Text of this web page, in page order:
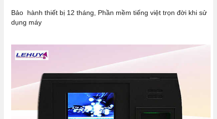
Bảo hành thiết bị 12 tháng, Phần mềm tiếng việt trọn đời khi sử
dụng máy